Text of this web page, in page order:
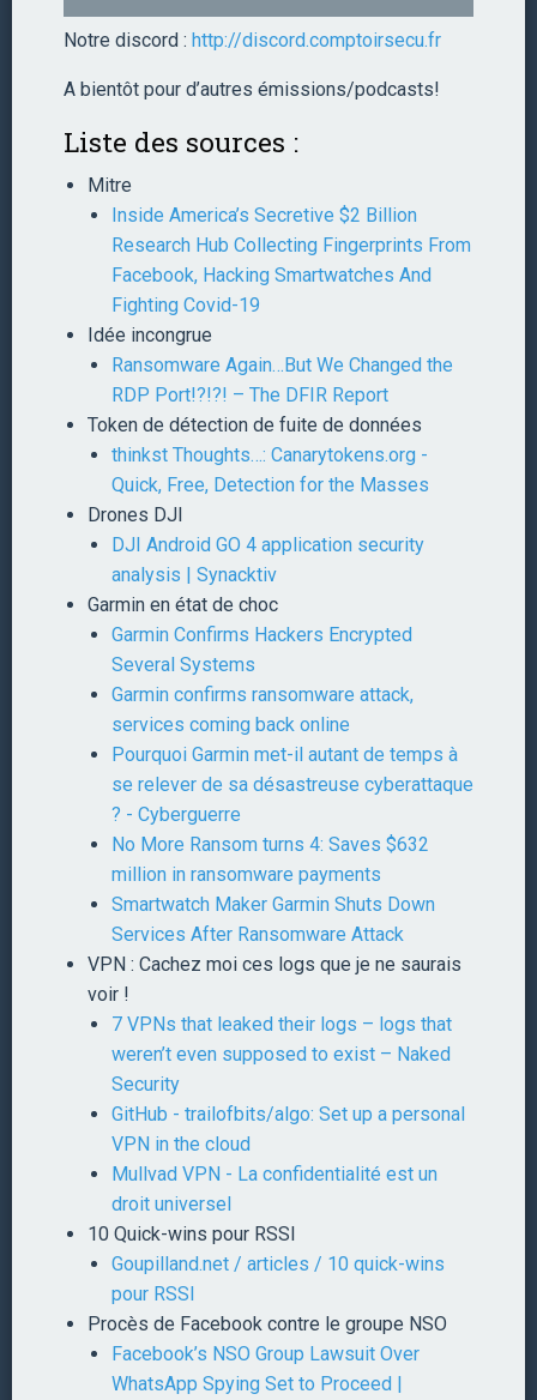
Notre discord : http://discord.comptoirsecu.fr
A bientôt pour d’autres émissions/podcasts!
Liste des sources :
Mitre
Inside America’s Secretive $2 Billion
Research Hub Collecting Fingerprints From
Facebook, Hacking Smartwatches And
Fighting Covid-19
Idée incongrue
Ransomware Again…But We Changed the
RDP Port!?!?! – The DFIR Report
Token de détection de fuite de données
thinkst Thoughts…: Canarytokens.org -
Quick, Free, Detection for the Masses
Drones DJI
DJI Android GO 4 application security
analysis | Synacktiv
Garmin en état de choc
Garmin Confirms Hackers Encrypted
Several Systems
Garmin confirms ransomware attack,
services coming back online
Pourquoi Garmin met-il autant de temps à
se relever de sa désastreuse cyberattaque
? - Cyberguerre
No More Ransom turns 4: Saves $632
million in ransomware payments
Smartwatch Maker Garmin Shuts Down
Services After Ransomware Attack
VPN : Cachez moi ces logs que je ne saurais
voir !
7 VPNs that leaked their logs – logs that
weren’t even supposed to exist – Naked
Security
GitHub - trailofbits/algo: Set up a personal
VPN in the cloud
Mullvad VPN - La confidentialité est un
droit universel
10 Quick-wins pour RSSI
Goupilland.net / articles / 10 quick-wins
pour RSSI
Procès de Facebook contre le groupe NSO
Facebook’s NSO Group Lawsuit Over
WhatsApp Spying Set to Proceed |